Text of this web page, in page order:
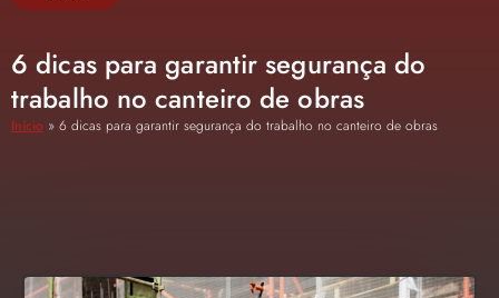
6 dicas para garantir segurança do
trabalho no canteiro de obras
Início » 6 dicas para garantir segurança do trabalho no canteiro de obras